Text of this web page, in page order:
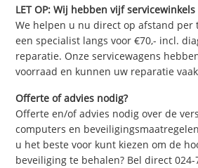
LET OP: Wij hebben vijf servicewinkels
We helpen u nu direct op afstand per
een specialist langs voor €70,- incl.
reparatie. Onze servicewagens
voorraad en kunnen uw reparatie
Offerte of advies nodig?
Offerte en/of advies nodig over de
computers en
u het beste voor kunt kiezen om de
beveiliging te behalen? Bel direct 024-